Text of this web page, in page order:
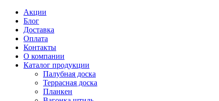
Акции
Блог
Доставка
Оплата
Контакты
О компании
Каталог продукции
Палубная доска
Террасная доска
Планкен